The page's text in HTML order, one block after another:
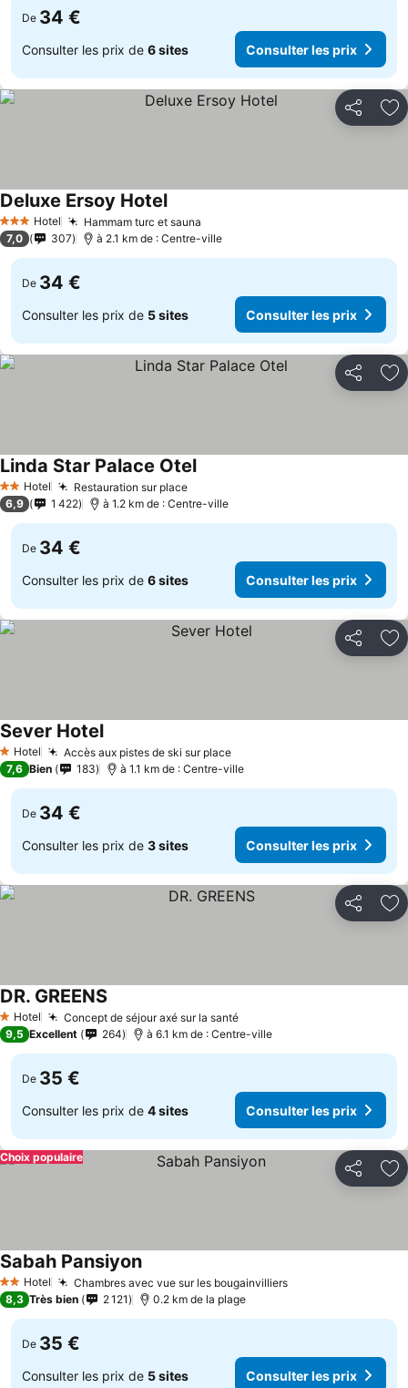
De 34 €
Consulter les prix de 6 sites Consulter les prix
Partager
3 ÉtoilesHotel Hammam turc et sauna
Deluxe Ersoy Hotel
7,0 307 à 2.1 km de : Centre-ville
De 34 €
Consulter les prix de 5 sites Consulter les prix
Partager
2 Étoiles
Hotel Restauration sur place
Linda Star Palace Otel
6,9 1 422 à 1.2 km de : Centre-ville
De 34 €
Consulter les prix de 6 sites Consulter les prix
Partager
1 Étoiles
Hotel Accès aux pistes de ski sur place
Sever Hotel
7,6 Bien 183 à 1.1 km de : Centre-ville
De 34 €
Consulter les prix de 3 sites Consulter les prix
Partager
1 Étoiles
Hotel Concept de séjour axé sur la santé
DR. GREENS
9,5 Excellent 264 à 6.1 km de : Centre-ville
De 35 €
Consulter les prix de 4 sites Consulter les prix
Partager
Choix populaire
2 Étoiles
Hotel Chambres avec vue sur les bougainvilliers
Sabah Pansiyon
8,3 Très bien 2 121 0.2 km de la plage
De 35 €
Consulter les prix de 5 sites Consulter les prix